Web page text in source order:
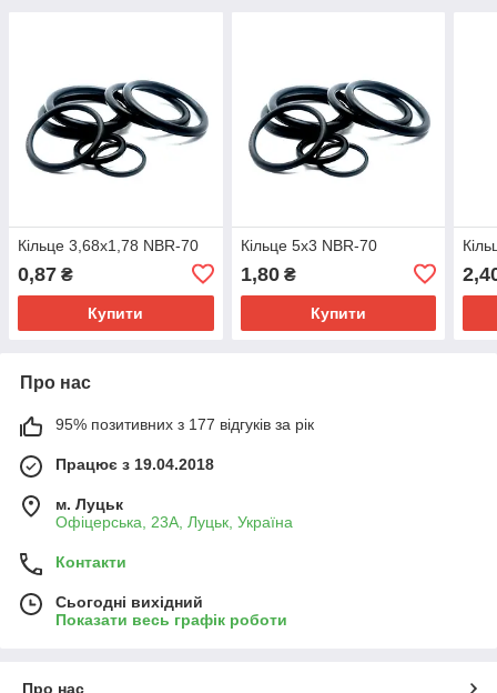
Кільце 3,68х1,78 NBR-70
0,87 ₴
Купити
Кільце 5х3 NBR-70
1,80₴
Купити
Про нас
95% позитивних з 177 відгуків за рік
Працює з 19.04.2018
м. Луцьк
Офіцерська, 23А, Луцьк, Україна
Контакти
Сьогодні вихідний
Показати весь графік роботи
Про нас